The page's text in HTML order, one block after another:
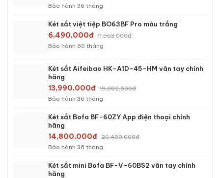
Bảo hành 36 tháng
Két sắt việt tiệp BO63BF Pro màu trắng
6,490,000đ 11,963,000đ
Bảo hành 60 tháng
Két sắt Aifeibao HK-A1D-45-HM vân tay chính
hãng
13,990,000đ 19,002,600đ
Bảo hành 36 tháng
Két sắt Bofa BF-60ZY App điện thoại chính
hãng
14,800,000đ 20,400,000đ
Bảo hành 36 tháng
Két sắt mini Bofa BF-V-60BS2 vân tay chính
hãng